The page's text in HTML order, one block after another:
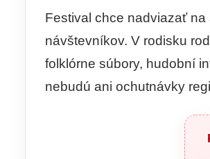
Festival chce nadviazať
návštevníkov. V rodisku
folklórne súbory, hudobní
nebudú ani ochutnávky